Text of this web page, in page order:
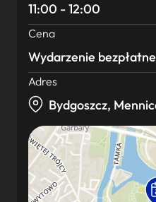
11:00 - 12:00
Cena
Wydarzenie bezpłatne
Adres
Bydgoszcz,